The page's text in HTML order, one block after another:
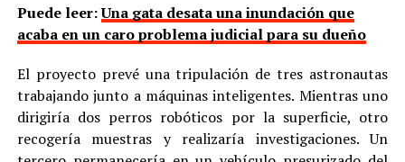
Puede leer:Una gata desata una inundación que
acaba en un caro problema judicial para su dueño
El proyecto prevé una tripulación de tres astronautas
trabajando junto a máquinas inteligentes. Mientras uno
dirigiría dos perros robóticos por la superficie, otro
recogería muestras y realizaría investigaciones. Un